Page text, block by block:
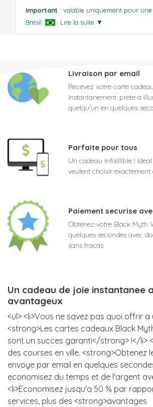
Important : valable uniquement pour
Brésil
. Lire la suite ▼
Livraison par email
Recevez votre carte
instantanement, prete a
quelqu'un en quelques
Parfaite pour tous
Un cadeau infaillible !
veulent choisir exactement
Paiement securise
Obtenez votre Black Myth
quelques secondes avec
sans tracas
Un cadeau de joie instantanee
avantageux
<ul> <li>Vous ne savez pas quoi offrir a
<strong>Les cartes cadeaux Black
sont un succes garanti</strong> !</li>
des courses en ville. <strong>Obtenez
envoye par email en quelques
economisez du temps et de l'argent
<li>Economisez jusqu'a 50 % par
services, plus des <strong>avantages